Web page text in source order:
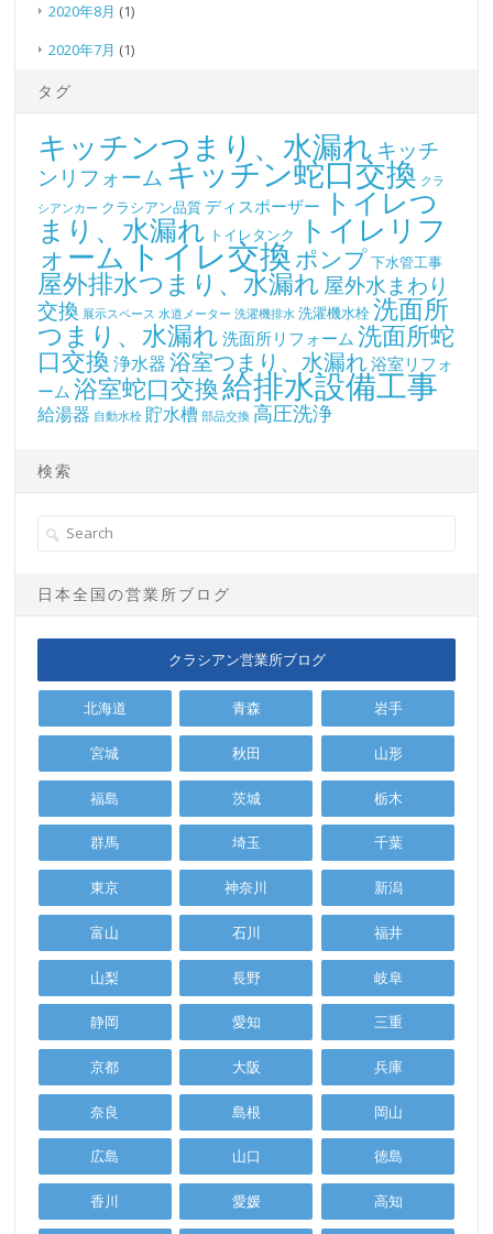
2020年8月 (1)
2020年7月 (1)
タグ
キッチンつまり、水漏れ キッチ
ンリフォーム キッチン蛇口交換 クラ
シアンカー クラシアン品質 ディスポーザー トイレつ
まり、水漏れ トイレタンク トイレリフ
ォーム トイレ交換ポンプ下水管工事
屋外排水つまり、水漏れ屋外水まわり
交換 展示スペース 水道メーター 洗濯機排水 洗濯機水栓洗面所
つまり、水漏れ 洗面所リフォーム 洗面所蛇
口交換浄水器浴室つまり、水漏れ浴室リフォ
ーム 浴室蛇口交換給排水設備工事
給湯器 自動水栓 貯水槽 部品交換 高圧洗浄
検索
日本全国の営業所ブログ
クラシアン営業所ブログ
北海道 青森 岩手
宮城 秋田 山形
福島 茨城 栃木
群馬 埼玉 千葉
東京 神奈川 新潟
富山 石川 福井
山梨 長野 岐阜
静岡 愛知 三重
京都 大阪 兵庫
奈良 島根 岡山
広島 山口 徳島
香川 愛媛 高知